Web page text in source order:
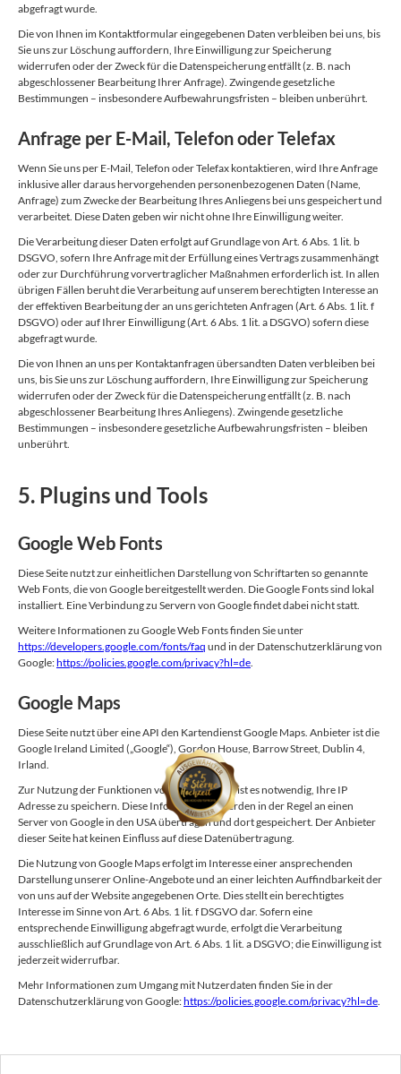
abgefragt wurde.
Die von Ihnen im Kontaktformular eingegebenen Daten verbleiben bei uns, bis
Sie uns zur Löschung auffordern, Ihre Einwilligung zur Speicherung
widerrufen oder der Zweck für die Datenspeicherung entfällt (z. B. nach
abgeschlossener Bearbeitung Ihrer Anfrage). Zwingende gesetzliche
Bestimmungen – insbesondere Aufbewahrungsfristen – bleiben unberührt.
Anfrage per E-Mail, Telefon oder Telefax
Wenn Sie uns per E-Mail, Telefon oder Telefax kontaktieren, wird Ihre Anfrage
inklusive aller daraus hervorgehenden personenbezogenen Daten (Name,
Anfrage) zum Zwecke der Bearbeitung Ihres Anliegens bei uns gespeichert und
verarbeitet. Diese Daten geben wir nicht ohne Ihre Einwilligung weiter.
Die Verarbeitung dieser Daten erfolgt auf Grundlage von Art. 6 Abs. 1 lit. b
DSGVO, sofern Ihre Anfrage mit der Erfüllung eines Vertrags zusammenhängt
oder zur Durchführung vorvertraglicher Maßnahmen erforderlich ist. In allen
übrigen Fällen beruht die Verarbeitung auf unserem berechtigten Interesse an
der effektiven Bearbeitung der an uns gerichteten Anfragen (Art. 6 Abs. 1 lit. f
DSGVO) oder auf Ihrer Einwilligung (Art. 6 Abs. 1 lit. a DSGVO) sofern diese
abgefragt wurde.
Die von Ihnen an uns per Kontaktanfragen übersandten Daten verbleiben bei
uns, bis Sie uns zur Löschung auffordern, Ihre Einwilligung zur Speicherung
widerrufen oder der Zweck für die Datenspeicherung entfällt (z. B. nach
abgeschlossener Bearbeitung Ihres Anliegens). Zwingende gesetzliche
Bestimmungen – insbesondere gesetzliche Aufbewahrungsfristen – bleiben
unberührt.
5. Plugins und Tools
Google Web Fonts
Diese Seite nutzt zur einheitlichen Darstellung von Schriftarten so genannte
Web Fonts, die von Google bereitgestellt werden. Die Google Fonts sind lokal
installiert. Eine Verbindung zu Servern von Google findet dabei nicht statt.
Weitere Informationen zu Google Web Fonts finden Sie unter
https://developers.google.com/fonts/faq und in der Datenschutzerklärung von
Google:https://policies.google.com/privacy?hl=de
Google Maps
Diese Seite nutzt über eine API den Kartendienst Google Maps. Anbieter ist die
Google Ireland Limited („Google“), Gordon House, Barrow Street, Dublin 4,
Irland.
Zur Nutzung der Funktionen von Google Maps ist es notwendig, Ihre IP
Adresse zu speichern. Diese Informationen werden in der Regel an einen
Server von Google in den USA übertragen und dort gespeichert. Der Anbieter
dieser Seite hat keinen Einfluss auf diese Datenübertragung.
Die Nutzung von Google Maps erfolgt im Interesse einer ansprechenden
Darstellung unserer Online-Angebote und an einer leichten Auffindbarkeit der
von uns auf der Website angegebenen Orte. Dies stellt ein berechtigtes
Interesse im Sinne von Art. 6 Abs. 1 lit. f DSGVO dar. Sofern eine
entsprechende Einwilligung abgefragt wurde, erfolgt die Verarbeitung
ausschließlich auf Grundlage von Art. 6 Abs. 1 lit. a DSGVO; die Einwilligung ist
jederzeit widerrufbar.
Mehr Informationen zum Umgang mit Nutzerdaten finden Sie in der
Datenschutzerklärung von Google:https://policies.google.com/privacy?hl=de